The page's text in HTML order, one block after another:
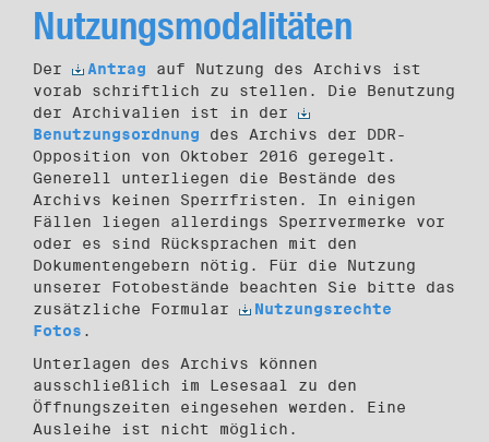
Nutzungsmodalitäten
Der Antrag auf Nutzung des Archivs ist
vorab schriftlich zu stellen. Die Benutzung
der Archivalien ist in der
Benutzungsordnung des Archivs der DDR-
Opposition von Oktober 2016 geregelt.
Generell unterliegen die Bestände des
Archivs keinen Sperrfristen. In einigen
Fällen liegen allerdings Sperrvermerke vor
oder es sind Rücksprachen mit den
Dokumentengebern nötig. Für die Nutzung
unserer Fotobestände beachten Sie bitte das
zusätzliche Formular
Nutzungsrechte
Fotos .
Unterlagen des Archivs können
ausschließlich im Lesesaal zu den
Öffnungszeiten eingesehen werden. Eine
Ausleihe ist nicht möglich.